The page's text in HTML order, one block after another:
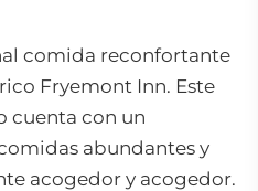
comida reconfortante
Fryemont Inn. Este
cuenta con un
abundantes y
acogedor y acogedor.